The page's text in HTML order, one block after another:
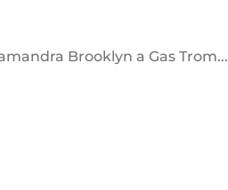
Brooklyn a Gas Trom...